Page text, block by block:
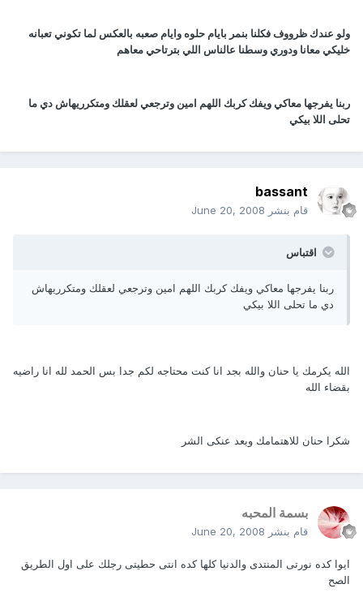
ولو عندك ظرووف فكلنا بنمر بايام حلوه وايام صعبه بالعكس لما تكوني تعبانه
خليكي معانا ودوري وسطنا عالناس اللي بترتاحي معاهم
ربنا يفرجها معاكي ويفك كربك اللهم امين وترجعي لعقلك ومتكرريهاش دي ما
تحلى اللا بيكي
bassant
قام بنشر June 20, 2008
اقتباس
ربنا يفرجها معاكي ويفك كربك اللهم امين وترجعي لعقلك ومتكرريهاش
دي ما تحلى اللا بيكي
الله يكرمك يا حنان والله بجد انا كنت محتاجه لكم جدا بس الحمد لله انا راضيه
بقضاء الله
شكرا حنان للاهتمامك وبعد عنكى الشر
بسمة المحبه
قام بنشر June 20, 2008
ايوا كده نورتى المنتدى والدنيا كلها كده انتى حطيتى رجلك على اول الطريق
الصح